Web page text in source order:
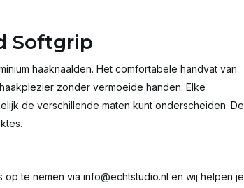
Softgrip
haaknaalden. Het comfortabele handvat van
zonder vermoeide handen. Elke
de verschillende maten kunt onderscheiden. De
op te nemen via info@echtstudio.nl en wij helpen je